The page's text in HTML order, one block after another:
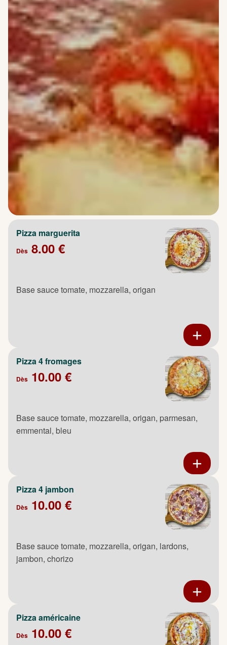
Pizza marguerita
Dès 8.00 €
Base sauce tomate, mozzarella, origan
Pizza 4 fromages
Dès 10.00 €
Base sauce tomate, mozzarella, origan, parmesan,
emmental, bleu
Pizza 4 jambon
Dès 10.00 €
Base sauce tomate, mozzarella, origan, lardons,
jambon, chorizo
Pizza américaine
Dès 10.00 €